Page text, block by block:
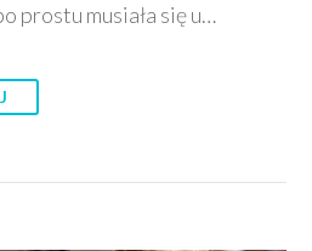
prostu musiała się u…